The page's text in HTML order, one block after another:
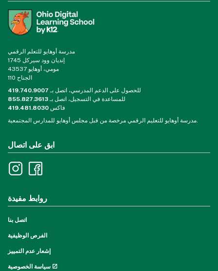
مدرسة أوهايو للتعلم الرقمي
1745 إنديان وود سيركل
مومي، أوهايو 43537
الجناح 110
للحصول على الدعم المدرسي، اتصل بـ 419.740.9007
للمساعدة في التسجيل، اتصل بـ855.827.3613
فاكس 419.481.8030
مدرسة أوهايو للتعليم الرقمي مرخصة من قبل مجلس أوهايو للمدارس المجتمعية.
ابق على اتصال
روابط مفيدة
اتصل بنا
الفرص الوظيفية
إشعار عدم التمييز
سياسة الخصوصية